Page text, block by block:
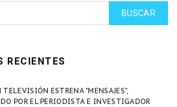
BUSCAR
RECIENTES
TELEVISIÓN ESTRENA "MENSAJES",
POR EL PERIODISTA E INVESTIGADOR